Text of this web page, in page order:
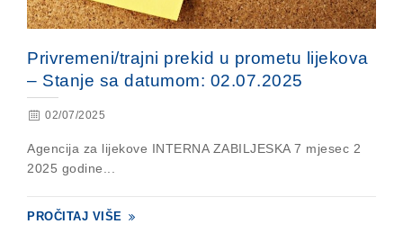
Privremeni/trajni prekid u prometu lijekova
– Stanje sa datumom: 02.07.2025
02/07/2025
Agencija za lijekove INTERNA ZABILJESKA 7 mjesec 2
2025 godine...
PROČITAJ VIŠE